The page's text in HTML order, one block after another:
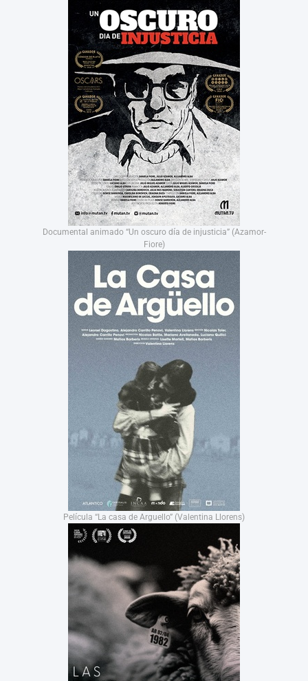
Documental animado “Un oscuro día de injusticia” (Azamor-
Fiore)
Película “La casa de Arguello” (Valentina Llorens)